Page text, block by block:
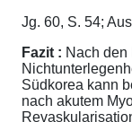
Jg. 60, S. 54;
Fazit : Nach den
Südkorea kann
nach akutem